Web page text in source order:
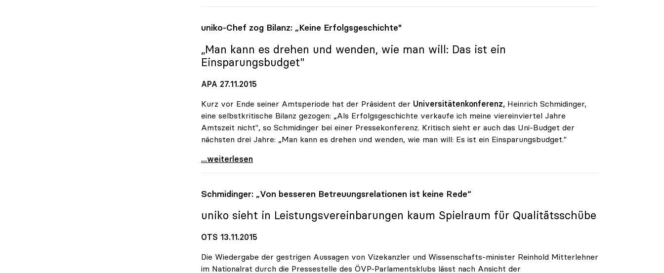
uniko-Chef zog Bilanz: „Keine Erfolgsgeschichte"
„Man kann es drehen und wenden, wie man will: Das ist ein
Einsparungsbudget"
APA 27.11.2015
Kurz vor Ende seiner Amtsperiode hat der Präsident der Universitätenkonferenz, Heinrich Schmidinger,
eine selbstkritische Bilanz gezogen: „Als Erfolgsgeschichte verkaufe ich meine viereinviertel Jahre
Amtszeit nicht", so Schmidinger bei einer Pressekonferenz. Kritisch sieht er auch das Uni-Budget der
nächsten drei Jahre: „Man kann es drehen und wenden, wie man will: Es ist ein Einsparungsbudget."
uniko-Chef zog Bilanz: „Keine Erfolgsgeschichte\"
...weiterlesen
Schmidinger: „Von besseren Betreuungsrelationen ist keine Rede“
uniko sieht in Leistungsvereinbarungen kaum Spielraum für Qualitätsschübe
OTS 13.11.2015
Die Wiedergabe der gestrigen Aussagen von Vizekanzler und Wissenschafts-minister Reinhold Mitterlehner
im Nationalrat durch die Pressestelle des ÖVP-Parlamentsklubs lässt nach Ansicht der